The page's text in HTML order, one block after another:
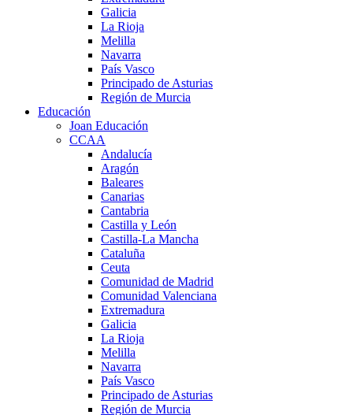
Galicia
La Rioja
Melilla
Navarra
País Vasco
Principado de Asturias
Región de Murcia
Educación
Joan Educación
CCAA
Andalucía
Aragón
Baleares
Canarias
Cantabria
Castilla y León
Castilla-La Mancha
Cataluña
Ceuta
Comunidad de Madrid
Comunidad Valenciana
Extremadura
Galicia
La Rioja
Melilla
Navarra
País Vasco
Principado de Asturias
Región de Murcia